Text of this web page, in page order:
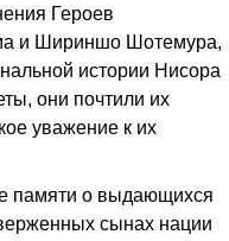
Героев
и Шириншо Шотемура,
истории Нисора
они почтили их
уважение к их
памяти о выдающихся
сынах нации